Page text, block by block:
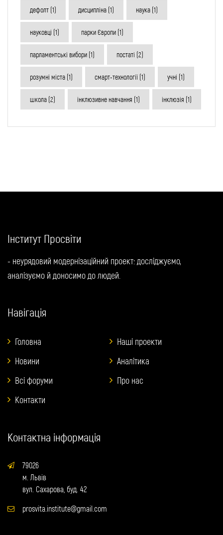
дефолт (1) дисципліна (1) наука (1)
науковці (1) парки Європи (1)
парламентські вибори (1) постаті (2)
розумні міста (1) смарт-технології (1) учні (1)
школа (2) інклюзивне навчання (1) інклюзія (1)
Інститут Просвіти
- неурядовий модернізаційний проект: досліджуємо,
аналізуємо й доносимо до людей.
Навігація
Головна
Наші проекти
Новини
Аналітика
Всі форуми
Про нас
Контакти
Контактна інформація
79026
м. Львів
вул. Сахарова, буд. 42
prosvita.institute@gmail.com